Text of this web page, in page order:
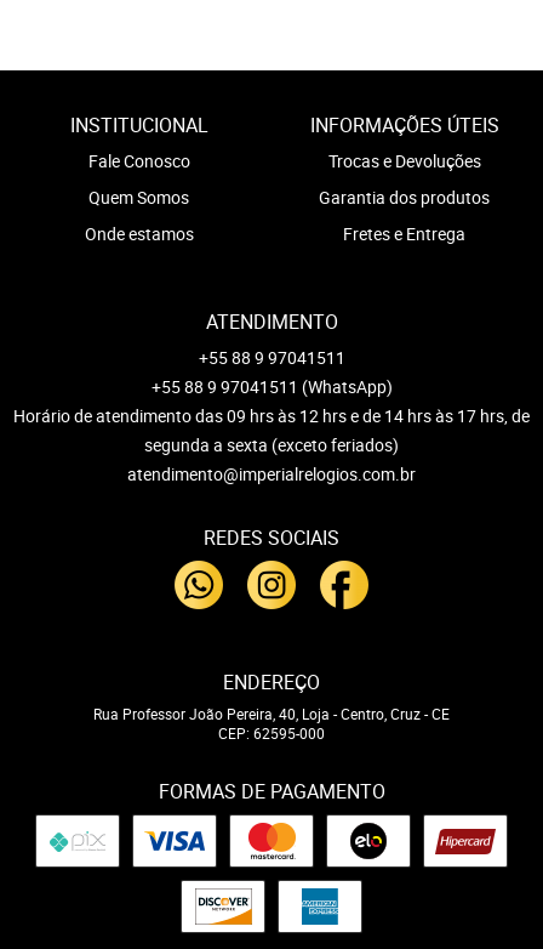
INSTITUCIONAL
Fale Conosco
Quem Somos
Onde estamos
INFORMAÇÕES ÚTEIS
Trocas e Devoluções
Garantia dos produtos
Fretes e Entrega
ATENDIMENTO
+55 88 9 97041511
+55 88 9 97041511 (WhatsApp)
Horário de atendimento das 09 hrs às 12 hrs e de 14 hrs às 17 hrs, de
segunda a sexta (exceto feriados)
atendimento@imperialrelogios.com.br
REDES SOCIAIS
ENDEREÇO
Rua Professor João Pereira, 40, Loja -Centro, Cruz-CE
CEP: 62595-000
FORMAS DE PAGAMENTO